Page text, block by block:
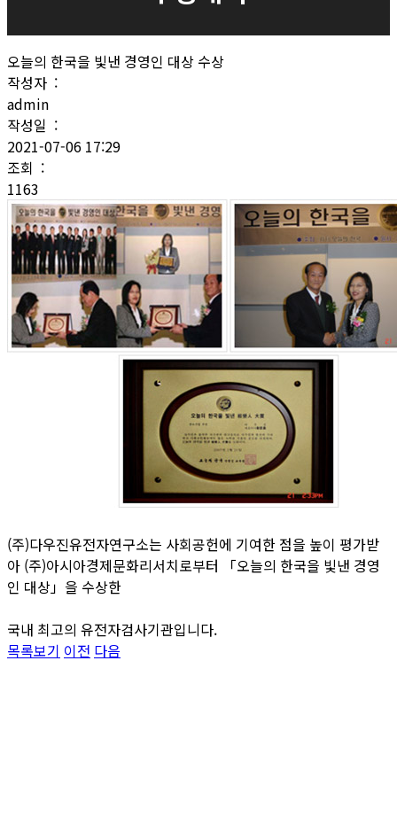
오늘의 한국을 빛낸 경영인 대상 수상
작성자 :
admin
작성일 :
2021-07-06 17:29
조회 :
1163
(주)다우진유전자연구소는 사회공헌에 기여한 점을 높이 평가받
아 (주)아시아경제문화리서치로부터 「오늘의 한국을 빛낸 경영
인 대상」을 수상한
국내 최고의 유전자검사기관입니다.
목록보기 이전 다음